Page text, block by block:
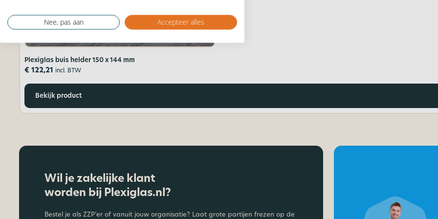
Plexiglas buis helder 150 x 144 mm
€ 122,21 incl. BTW
Bekijk product
Wil je zakelijke klant
worden bij Plexiglas.nl?
Bestel je als ZZP’er of vanuit jouw organisatie? Laat grote partijen frezen op de
Nee, pas aan Accepteer alles